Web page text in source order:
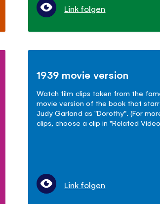
Link folgen
1939 movie version
Watch film clips taken from the
movie version of the book that
Judy Garland as "Dorothy". (For
clips, choose a clip in "Related
Link folgen